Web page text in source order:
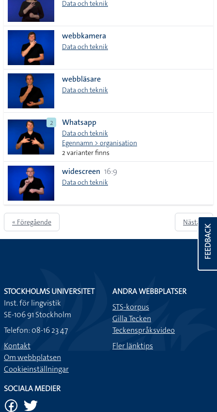
Data och teknik
webbkamera
Data och teknik
webbläsare
Data och teknik
2 Whatsapp
Data och teknik
Egennamn > organisation
2 varianter finns
widescreen 16:9
Data och teknik
« Föregående Nästa »
FEEDBACK
STOCKHOLMS UNIVERSITET
Inst. för lingvistik
SE-106 91 Stockholm
Telefon: 08-16 23 47
Kontakt
Om webbplatsen
Cookieinställningar
ANDRA WEBBPLATSER
STS-korpus
Gilla Tecken
Teckenspråksvideo
Fler länktips
SOCIALA MEDIER